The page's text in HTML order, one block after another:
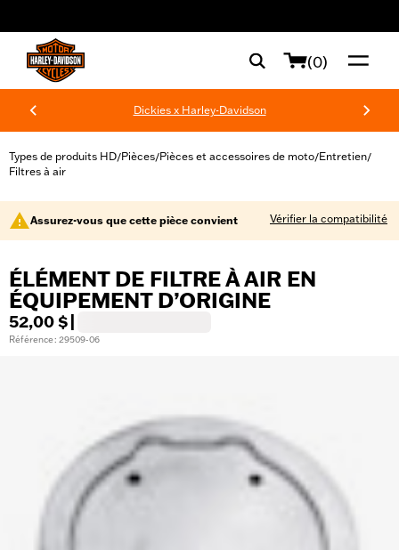
(0)
Dickies x Harley-Davidson
Types de produits HD/Pièces/Pièces et accessoires de moto/Entretien/
Filtres à air
Assurez-vous que cette pièce convient Vérifier la compatibilité
ÉLÉMENT DE FILTRE À AIR EN
ÉQUIPEMENT D’ORIGINE
52,00 $
Référence : 29509-06